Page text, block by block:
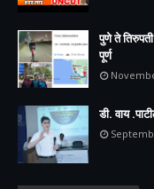
पुणे ते
पूर्ण
डी. वाय